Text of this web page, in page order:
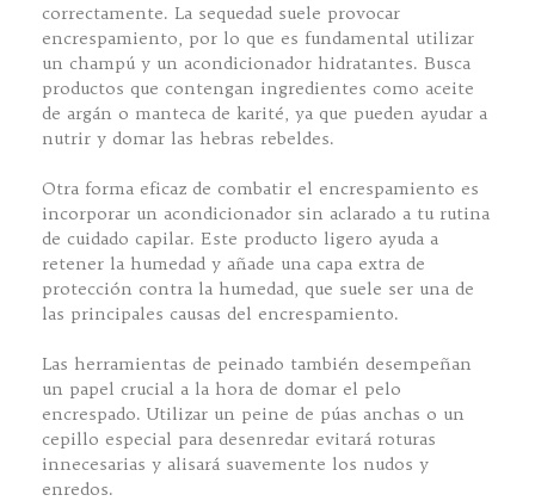
correctamente. La sequedad suele provocar
encrespamiento, por lo que es fundamental utilizar
un champú y un acondicionador hidratantes. Busca
productos que contengan ingredientes como aceite
de argán o manteca de karité, ya que pueden ayudar a
nutrir y domar las hebras rebeldes.
Otra forma eficaz de combatir el encrespamiento es
incorporar un acondicionador sin aclarado a tu rutina
de cuidado capilar. Este producto ligero ayuda a
retener la humedad y añade una capa extra de
protección contra la humedad, que suele ser una de
las principales causas del encrespamiento.
Las herramientas de peinado también desempeñan
un papel crucial a la hora de domar el pelo
encrespado. Utilizar un peine de púas anchas o un
cepillo especial para desenredar evitará roturas
innecesarias y alisará suavemente los nudos y
enredos.